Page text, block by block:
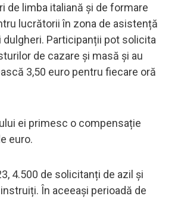
de limba italiană și de formare
lucrătorii în zona de asistență
dulgheri. Participanții pot solicita
de cazare și masă și au
3,50 euro pentru fiecare oră
ei primesc o compensație
euro.
4.500 de solicitanți de azil și
În aceeași perioadă de